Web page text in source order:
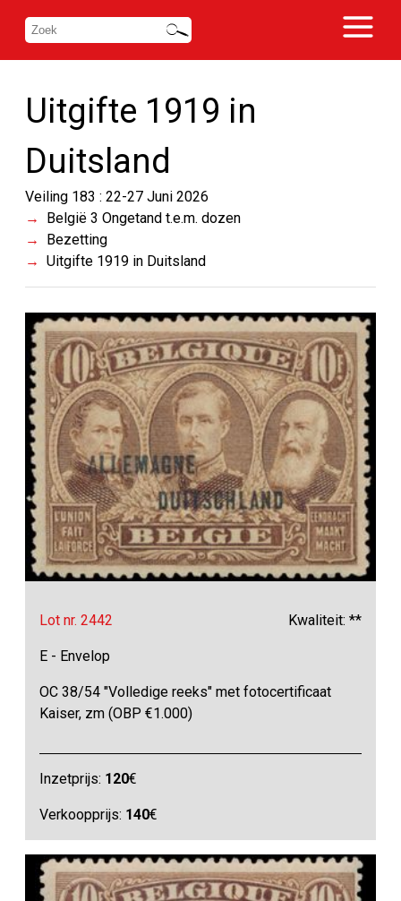
Uitgifte 1919 in
Duitsland
Veiling 183 : 22-27 Juni 2026
België 3 Ongetand t.e.m. dozen
Bezetting
Uitgifte 1919 in Duitsland
Lot nr. 2442 Kwaliteit: **
E - Envelop
OC 38/54 "Volledige reeks" met fotocertificaat
Kaiser, zm (OBP €1.000)
Inzetprijs: 120€
Verkoopprijs: 140€